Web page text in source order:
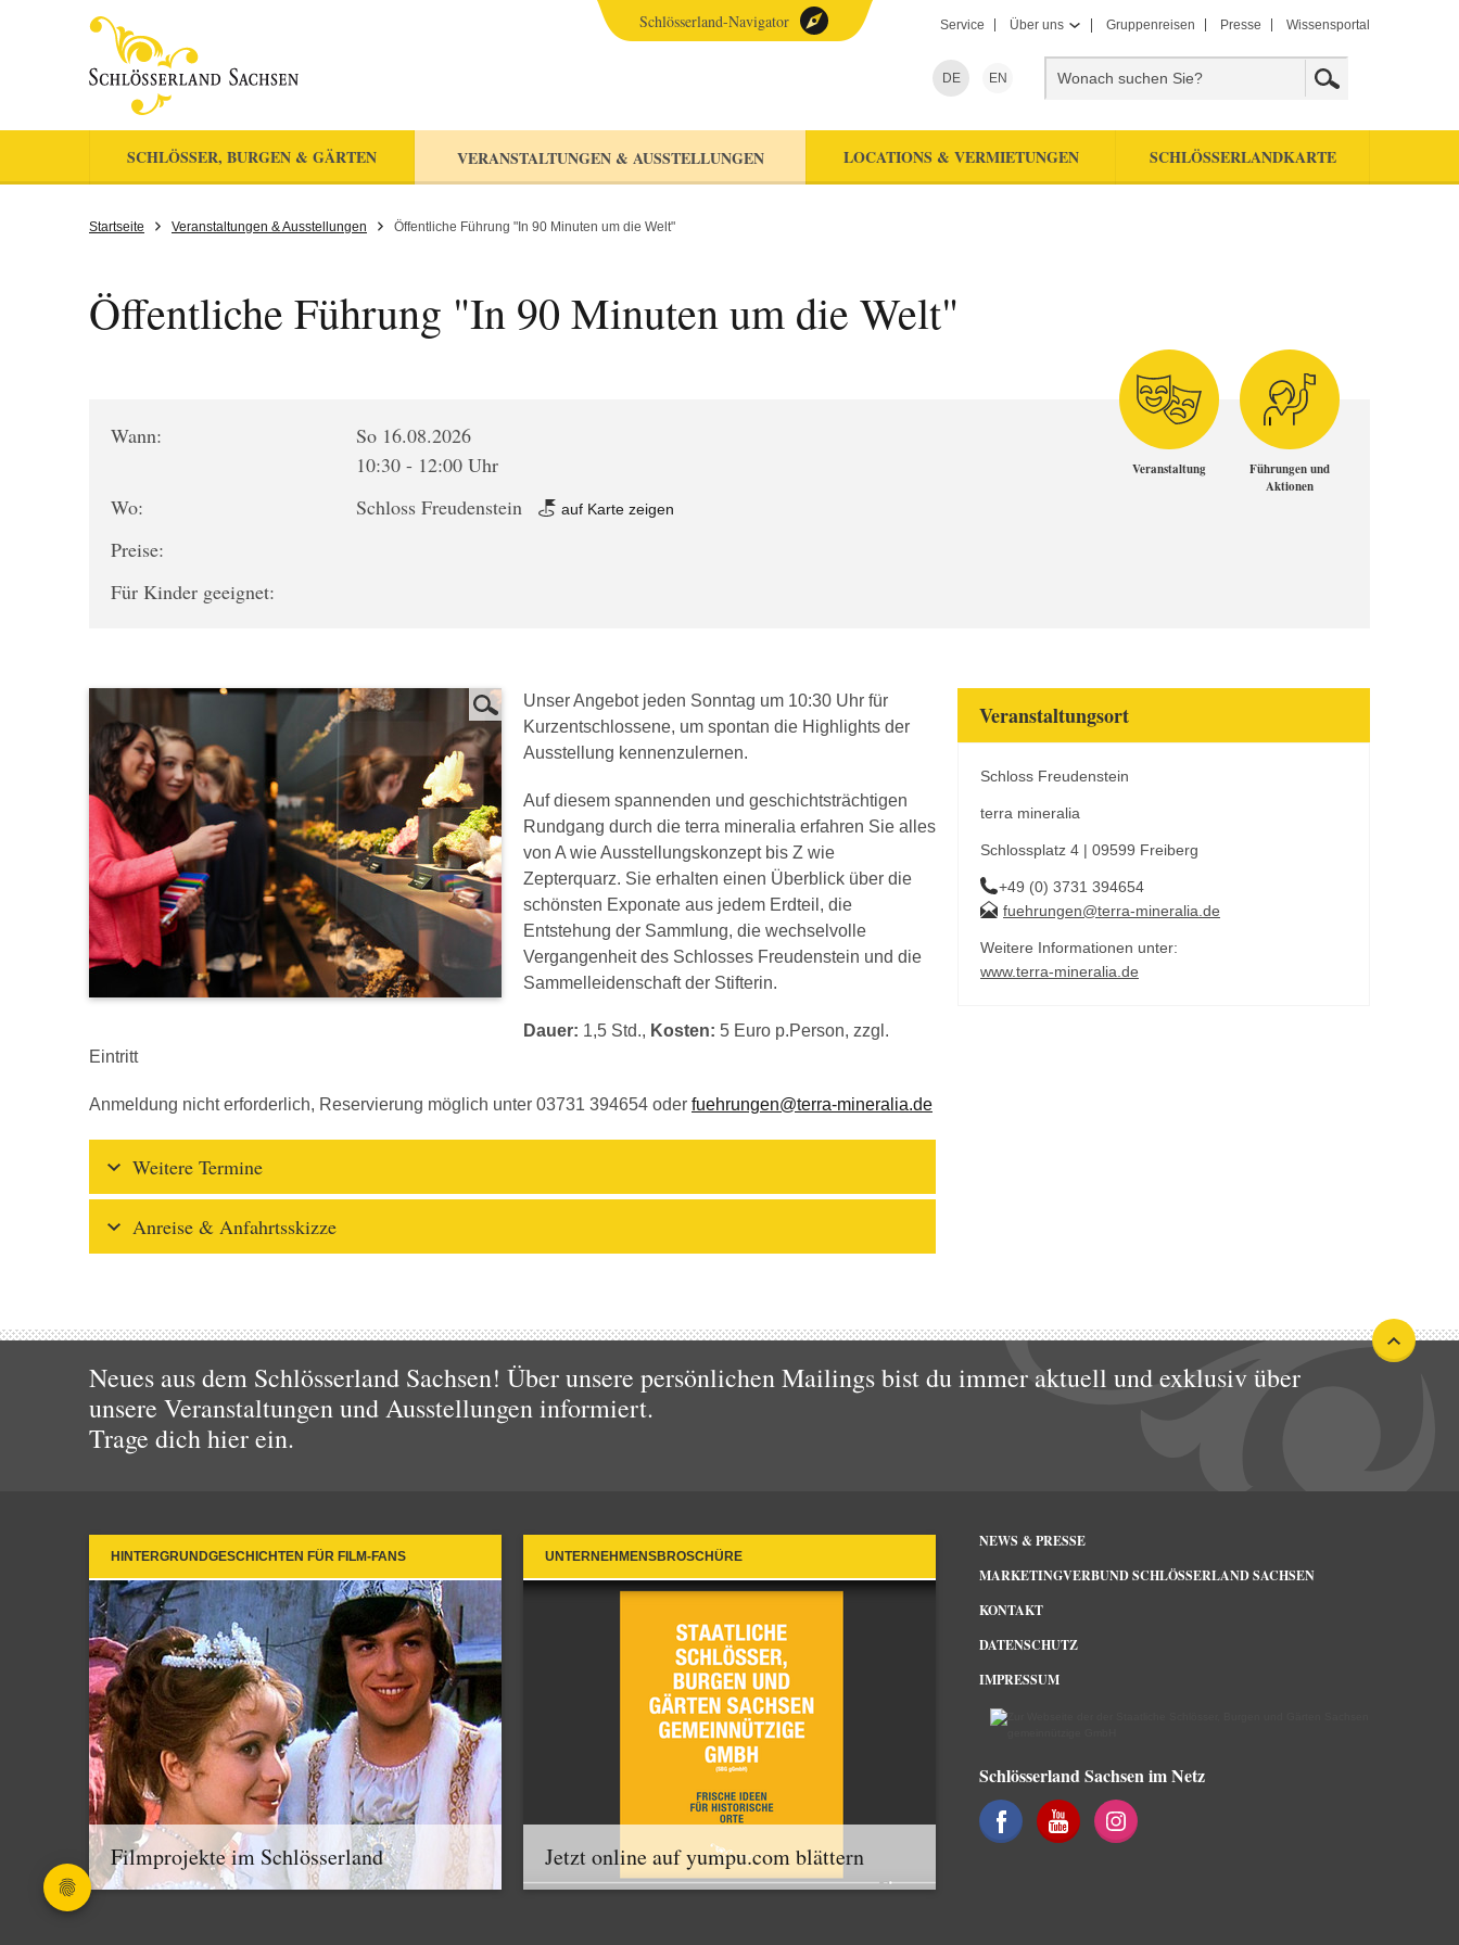
Service Über uns Gruppenreisen Presse Wissensportal
DE EN
SCHLÖSSER, BURGEN & GÄRTEN VERANSTALTUNGEN & AUSSTELLUNGEN LOCATIONS & VERMIETUNGEN SCHLÖSSERLANDKARTE
Schlösserland-Navigator
Startseite Veranstaltungen & Ausstellungen Öffentliche Führung "In 90 Minuten um die Welt"
Öffentliche Führung "In 90 Minuten um die Welt"
Wann:
So 16.08.2026
10:30 - 12:00 Uhr
Wo:
Schloss Freudenstein auf Karte zeigen
Preise:
Für Kinder geeignet:
Veranstaltung
Führungen und
Aktionen
Unser Angebot jeden Sonntag um 10:30 Uhr für
Kurzentschlossene, um spontan die Highlights der
Ausstellung kennenzulernen.
Auf diesem spannenden und geschichtsträchtigen
Rundgang durch die terra mineralia erfahren Sie alles
von A wie Ausstellungskonzept bis Z wie
Zepterquarz. Sie erhalten einen Überblick über die
schönsten Exponate aus jedem Erdteil, die
Entstehung der Sammlung, die wechselvolle
Vergangenheit des Schlosses Freudenstein und die
Sammelleidenschaft der Stifterin.
Dauer: 1,5 Std., Kosten: 5 Euro p.Person, zzgl.
Eintritt
Anmeldung nicht erforderlich, Reservierung möglich unter 03731 394654 oder fuehrungen@terra-mineralia.de
Weitere Termine
Anreise & Anfahrtsskizze
Veranstaltungsort
Schloss Freudenstein
terra mineralia
Schlossplatz 4 | 09599 Freiberg
+49 (0) 3731 394654
fuehrungen@terra-mineralia.de
Weitere Informationen unter:
www.terra-mineralia.de
Neues aus dem Schlösserland Sachsen! Über unsere persönlichen Mailings bist du immer aktuell und exklusiv über
unsere Veranstaltungen und Ausstellungen informiert.
Trage dich hier ein.
HINTERGRUNDGESCHICHTEN FÜR FILM-FANS
Filmprojekte im Schlösserland
UNTERNEHMENSBROSCHÜRE
Jetzt online auf yumpu.com blättern
NEWS & PRESSE
MARKETINGVERBUND SCHLÖSSERLAND SACHSEN
KONTAKT
DATENSCHUTZ
IMPRESSUM
Schlösserland Sachsen im Netz